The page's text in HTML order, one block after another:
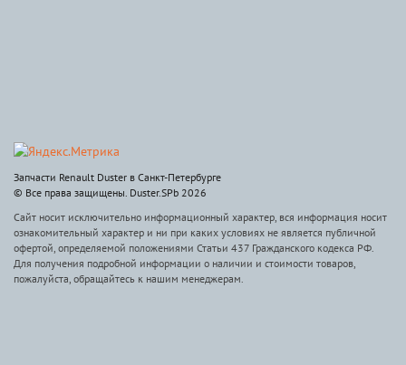
Запчасти Renault Duster в Санкт-Петербурге
© Все права защищены. Duster.SPb 2026
Сайт носит исключительно информационный характер, вся информация носит
ознакомительный характер и ни при каких условиях не является публичной
офертой, определяемой положениями Статьи 437 Гражданского кодекса РФ.
Для получения подробной информации о наличии и стоимости товаров,
пожалуйста, обращайтесь к нашим менеджерам.